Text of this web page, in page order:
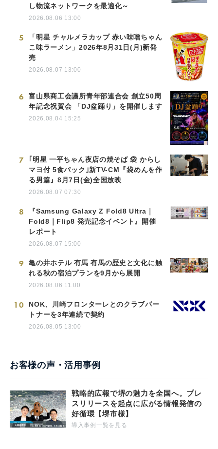
し物流ネットワークを最適化～
2026.08.06 13:00
5
「明星 チャルメラカップ 赤い味噌ちゃん
こ味ラーメン」2026年8月31日(月)新発
売
2026.08.07 13:00
6
富山県商工会議所青年部連合会 創立50周
年記念祝賀会 「DJ盆踊り」を開催します
2026.08.04 15:25
7
｢明星 一平ちゃん夜店の焼そば 袋 からし
マヨ付 5食パック｣新TV-CM『袋めんを作
る男篇』8月7日(金)全国放映
2026.08.07 07:30
8
『Samsung Galaxy Z Fold8 Ultra｜
Fold8｜Flip8 発売記念イベント』開催
レポート
2026.08.07 15:00
9
亀の井ホテル 有馬 有馬の歴史と文化に触
れる秋の宿泊プランを9月から展開
2026.08.06 11:00
10
NOK、川崎フロンターレとのクラブパー
トナーを3年連続で契約
2026.08.05 13:00
お客様の声・活用事例
戦略的広報で堺の魅力を全国へ。プレ
スリリースを起点に広がる情報発信の
好循環【堺市様】
導入事例一覧を見る